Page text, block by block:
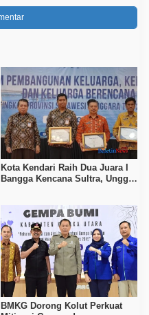
Kota Kendari Raih Dua Juara I
Bangga Kencana Sultra, Unggul
BMKG Dorong Kolut Perkuat